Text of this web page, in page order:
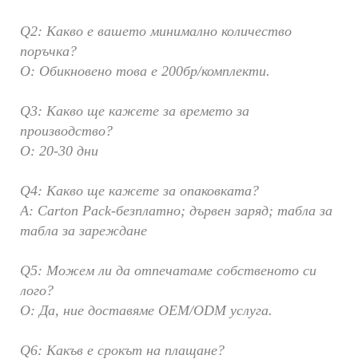
Q2: Какво е вашето минимално количество
поръчка?
О: Обикновено това е 200бр/комплекти.
Q3: Какво ще кажете за времето за
производство?
О: 20-30 дни
Q4: Какво ще кажете за опаковката?
A: Carton Pack-безплатно; дървен заряд; табла за
табла за зареждане
Q5: Можем ли да отпечатаме собственото си
лого?
О: Да, ние доставяме OEM/ODM услуга.
Q6: Какъв е срокът на плащане?